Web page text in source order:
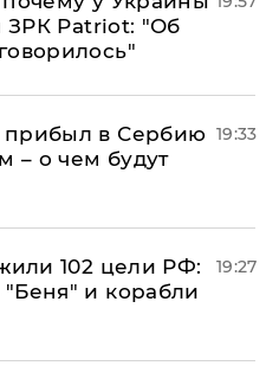
ЗРК Patriot: "Об
прибыл в Сербию
– о чем будут
19:33
102 цели РФ:
и корабли
19:27